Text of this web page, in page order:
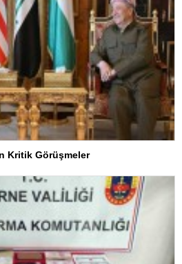
Kritik Görüşmeler